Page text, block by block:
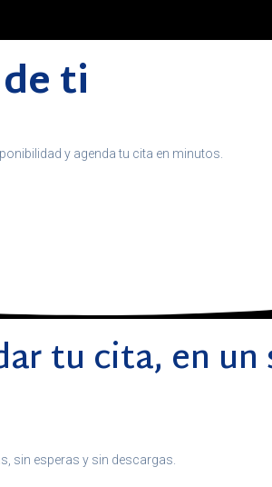
ti
y agenda tu cita en minutos.
tu cita, en
sin esperas y sin descargas.